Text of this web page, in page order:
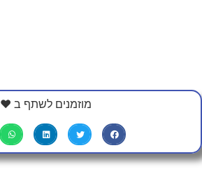
מוזמנים לשתף ב ❤